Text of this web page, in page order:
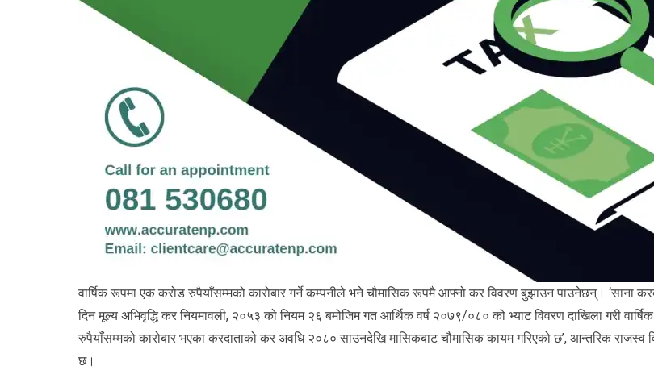
वार्षिक रूपमा एक करोड रुपैयाँसम्मको कारोबार गर्ने कम्पनीले भने चौमासिक रूपमै आफ्नो कर विवरण बुझाउन पाउनेछन्। ‘साना
दिन मूल्य अभिवृद्धि कर नियमावली, २०५३ को नियम २६ बमोजिम गत आर्थिक वर्ष २०७९/०८० को भ्याट विवरण दाखिला गरी
रुपैयाँसम्मको कारोबार भएका करदाताको कर अवधि २०८० साउनदेखि मासिकबाट चौमासिक कायम गरिएको छ’, आन्तरिक राजस्व
छ।